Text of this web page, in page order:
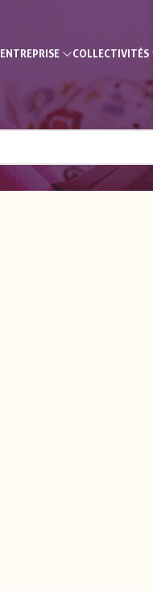
ENTREPRISE COLLECTIVITÉS